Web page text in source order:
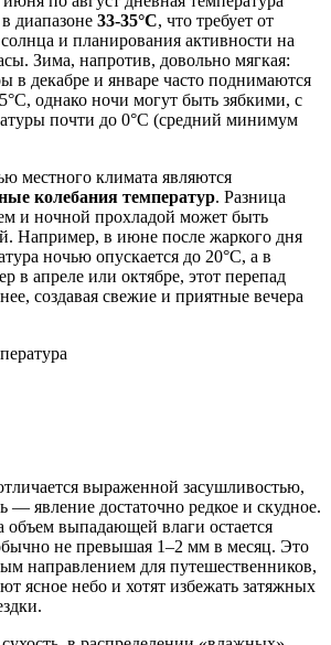
диапазоне 33-35°C, что требует от
и планирования активности на
Зима, напротив, довольно мягкая:
в декабре и январе часто поднимаются
однако ночи могут быть зябкими, с
почти до 0°C (средний минимум
местного климата являются
колебания температур. Разница
и ночной прохладой может быть
Например, в июне после жаркого дня
ночью опускается до 20°C, а в
в апреле или октябре, этот перепад
создавая свежие и приятные вечера
выраженной засушливостью,
— явление достаточно редкое и скудное.
объем выпадающей влаги остается
не превышая 1–2 мм в месяц. Это
направлением для путешественников,
ясное небо и хотят избежать затяжных